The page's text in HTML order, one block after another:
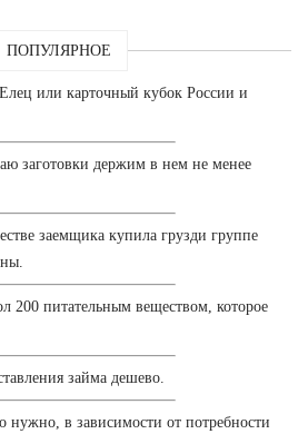
ПОПУЛЯРНОЕ
или карточный кубок России и
заготовки держим в нем не менее
заемщика купила грузди группе
200 питательным веществом, которое
займа дешево.
нужно, в зависимости от потребности